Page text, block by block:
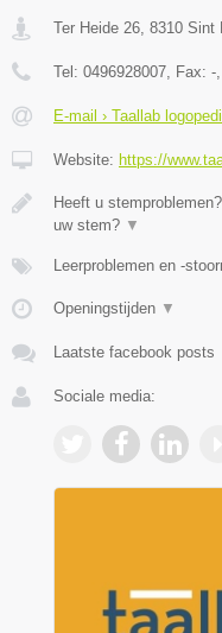
Ter Heide 26, 8310 Sint
Tel: 0496928007, Fax: -
E-mail › Taallab
Website: https://
Heeft u
uw stem? ▼
Leerproblemen en -
Openingstijden ▼
Laatste facebook posts
Sociale media: